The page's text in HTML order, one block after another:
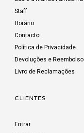
Staff
Horário
Contacto
Política de Privacidade
Devoluções e Reembolso
Livro de Reclamações
CLIENTES
Entrar